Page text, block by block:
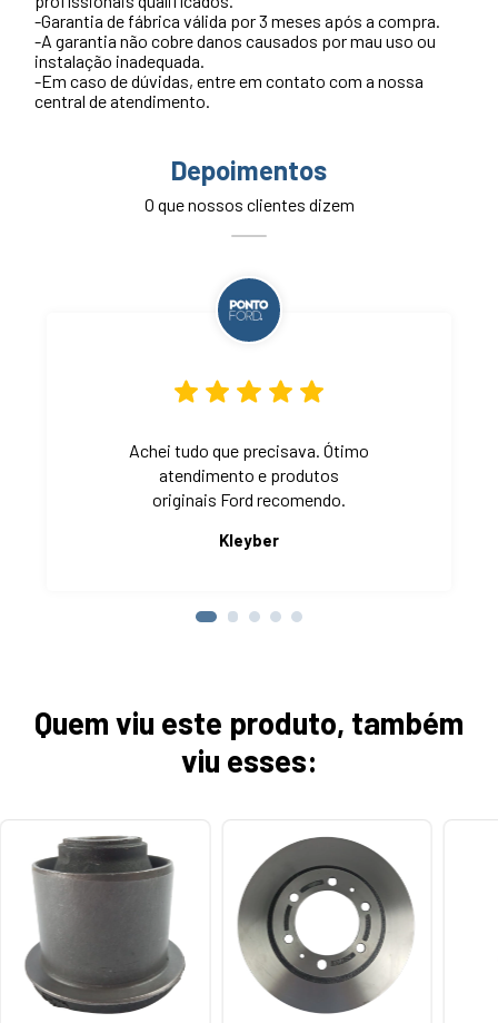
-Garantia de fábrica válida por 3 meses após a compra.
-A garantia não cobre danos causados por mau uso ou
instalação inadequada.
-Em caso de dúvidas, entre em contato com a nossa
central de atendimento.
Depoimentos
O que nossos clientes dizem
Achei tudo que precisava. Ótimo
atendimento e produtos
originais Ford recomendo.
Kleyber
Quem viu este produto, também
viu esses: